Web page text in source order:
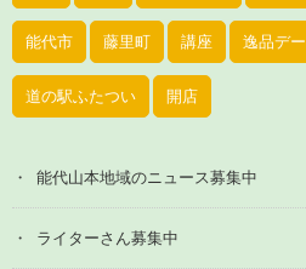
能代市 藤里町 講座 逸品デー
道の駅ふたつい 開店
能代山本地域のニュース募集中
ライターさん募集中